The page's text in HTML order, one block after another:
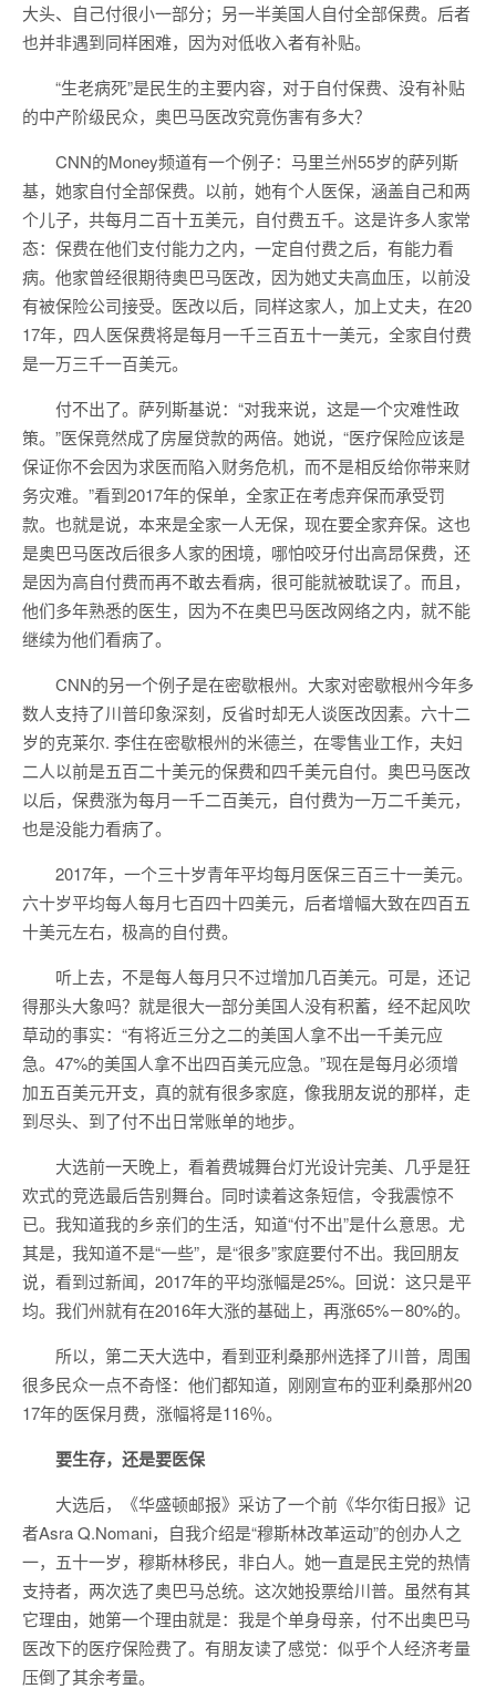
大头、自己付很小一部分；另一半美国人自付全部保费。后者
也并非遇到同样困难，因为对低收入者有补贴。
“生老病死”是民生的主要内容，对于自付保费、没有补贴
的中产阶级民众，奥巴马医改究竟伤害有多大？
CNN的Money频道有一个例子：马里兰州55岁的萨列斯
基，她家自付全部保费。以前，她有个人医保，涵盖自己和两
个儿子，共每月二百十五美元，自付费五千。这是许多人家常
态：保费在他们支付能力之内，一定自付费之后，有能力看
病。他家曾经很期待奥巴马医改，因为她丈夫高血压，以前没
有被保险公司接受。医改以后，同样这家人，加上丈夫，在20
17年，四人医保费将是每月一千三百五十一美元，全家自付费
是一万三千一百美元。
付不出了。萨列斯基说：“对我来说，这是一个灾难性政
策。”医保竟然成了房屋贷款的两倍。她说，“医疗保险应该是
保证你不会因为求医而陷入财务危机，而不是相反给你带来财
务灾难。”看到2017年的保单，全家正在考虑弃保而承受罚
款。也就是说，本来是全家一人无保，现在要全家弃保。这也
是奥巴马医改后很多人家的困境，哪怕咬牙付出高昂保费，还
是因为高自付费而再不敢去看病，很可能就被耽误了。而且，
他们多年熟悉的医生，因为不在奥巴马医改网络之内，就不能
继续为他们看病了。
CNN的另一个例子是在密歇根州。大家对密歇根州今年多
数人支持了川普印象深刻，反省时却无人谈医改因素。六十二
岁的克莱尔. 李住在密歇根州的米德兰，在零售业工作，夫妇
二人以前是五百二十美元的保费和四千美元自付。奥巴马医改
以后，保费涨为每月一千二百美元，自付费为一万二千美元，
也是没能力看病了。
2017年，一个三十岁青年平均每月医保三百三十一美元。
六十岁平均每人每月七百四十四美元，后者增幅大致在四百五
十美元左右，极高的自付费。
听上去，不是每人每月只不过增加几百美元。可是，还记
得那头大象吗？就是很大一部分美国人没有积蓄，经不起风吹
草动的事实：“有将近三分之二的美国人拿不出一千美元应
急。47%的美国人拿不出四百美元应急。”现在是每月必须增
加五百美元开支，真的就有很多家庭，像我朋友说的那样，走
到尽头、到了付不出日常账单的地步。
大选前一天晚上，看着费城舞台灯光设计完美、几乎是狂
欢式的竞选最后告别舞台。同时读着这条短信，令我震惊不
已。我知道我的乡亲们的生活，知道“付不出”是什么意思。尤
其是，我知道不是“一些”，是“很多”家庭要付不出。我回朋友
说，看到过新闻，2017年的平均涨幅是25%。回说：这只是平
均。我们州就有在2016年大涨的基础上，再涨65%－80%的。
所以，第二天大选中，看到亚利桑那州选择了川普，周围
很多民众一点不奇怪：他们都知道，刚刚宣布的亚利桑那州20
17年的医保月费，涨幅将是116％。
要生存，还是要医保
大选后，《华盛顿邮报》采访了一个前《华尔街日报》记
者Asra Q.Nomani，自我介绍是“穆斯林改革运动”的创办人之
一，五十一岁，穆斯林移民，非白人。她一直是民主党的热情
支持者，两次选了奥巴马总统。这次她投票给川普。虽然有其
它理由，她第一个理由就是：我是个单身母亲，付不出奥巴马
医改下的医疗保险费了。有朋友读了感觉：似乎个人经济考量
压倒了其余考量。